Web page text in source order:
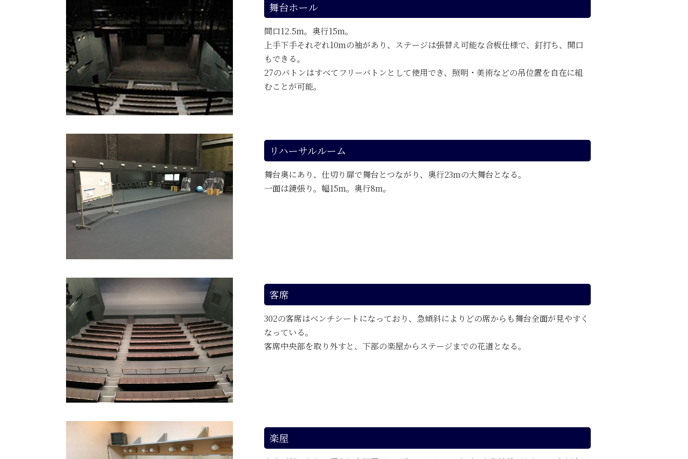
舞台ホール
間口12.5m。奥行15m。
上手下手それぞれ10mの袖があり、ステージは張替え可能な合板仕様で、釘打ち、開口
もできる。
27のバトンはすべてフリーバトンとして使用でき、照明・美術などの吊位置を自在に組
むことが可能。
リハーサルルーム
舞台奥にあり、仕切り扉で舞台とつながり、奥行23mの大舞台となる。
一面は鏡張り。幅15m。奥行8m。
客席
302の客席はベンチシートになっており、急傾斜によりどの席からも舞台全面が見やすく
なっている。
客席中央部を取り外すと、下部の楽屋からステージまでの花道となる。
楽屋